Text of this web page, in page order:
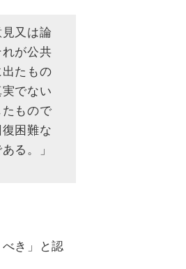
又は論
が公共
たもの
でない
もので
困難な
る。」
き」と認